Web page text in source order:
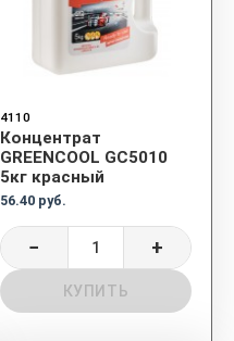
4110
Концентрат
GREENCOOL GC5010
5кг красный
56.40 руб.
− +
КУПИТЬ